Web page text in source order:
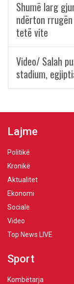
Shumë larg
ndërton
tetë vite
Video/ Salah
stadium,
Lajme
Politikë
Kronikë
Aktualitet
Ekonomi
Sociale
Video
Top News LIVE
Sport
Kombëtarja